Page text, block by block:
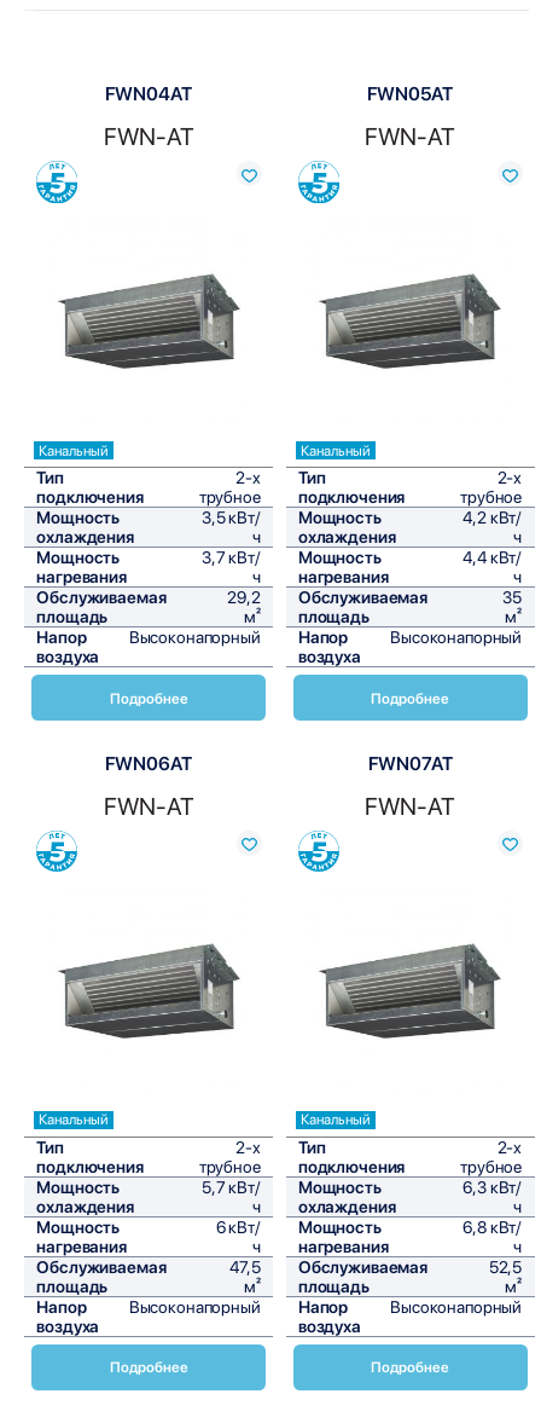
Показать:
FWN04AT
FWN-AT
Сравнить
Канальный
Тип
подключения
2-х
трубное
Мощность
охлаждения
3,5 кВт/
ч
Мощность
нагревания
3,7 кВт/
ч
Обслуживаемая
площадь
29,2
м²
Напор
воздуха
Высоконапорный
Подробнее
FWN05AT
FWN-AT
Сравнить
Канальный
Тип
подключения
2-х
трубное
Мощность
охлаждения
4,2 кВт/
ч
Мощность
нагревания
4,4 кВт/
ч
Обслуживаемая
площадь
35
м²
Напор
воздуха
Высоконапорный
Подробнее
FWN06AT
FWN-AT
Сравнить
Канальный
Тип
подключения
2-х
трубное
Мощность
охлаждения
5,7 кВт/
ч
Мощность
нагревания
6 кВт/
ч
Обслуживаемая
площадь
47,5
м²
Напор
воздуха
Высоконапорный
Подробнее
FWN07AT
FWN-AT
Сравнить
Канальный
Тип
подключения
2-х
трубное
Мощность
охлаждения
6,3 кВт/
ч
Мощность
нагревания
6,8 кВт/
ч
Обслуживаемая
площадь
52,5
м²
Напор
воздуха
Высоконапорный
Подробнее